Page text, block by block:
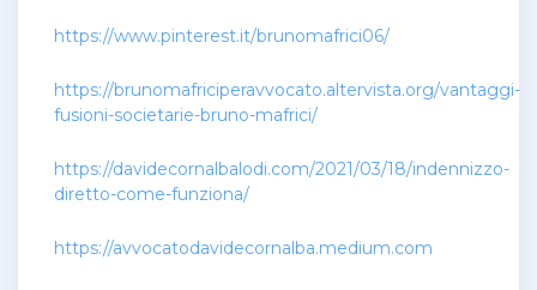
https://www.pinterest.it/brunomafrici06/
https://brunomafriciperavvocato.altervista.org/vantaggi-
fusioni-societarie-bruno-mafrici/
https://davidecornalbalodi.com/2021/03/18/indennizzo-
diretto-come-funziona/
https://avvocatodavidecornalba.medium.com